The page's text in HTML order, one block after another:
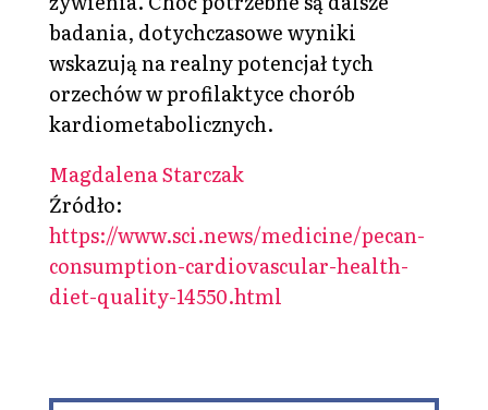
badania, dotychczasowe wyniki
wskazują na realny potencjał tych
orzechów w profilaktyce chorób
kardiometabolicznych.
Magdalena Starczak
Źródło:
https://www.sci.news/medicine/pecan-
consumption-cardiovascular-health-
diet-quality-14550.html